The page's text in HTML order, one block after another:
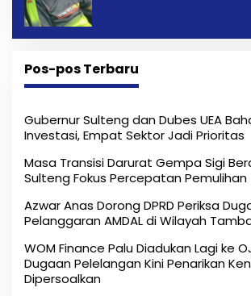
Pos-pos Terbaru
Gubernur Sulteng dan Dubes UEA
Investasi, Empat Sektor Jadi Prioritas
Masa Transisi Darurat Gempa Sigi
Sulteng Fokus Percepatan Pemulihan
Azwar Anas Dorong DPRD Periksa
Pelanggaran AMDAL di Wilayah
‎WOM Finance Palu Diadukan Lagi ke
Dugaan Pelelangan Kini Penarikan
Dipersoalkan ‎